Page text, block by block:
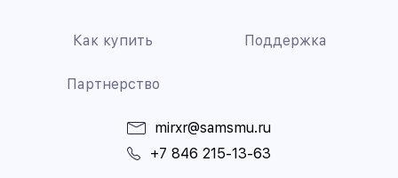
Как купить Поддержка
Партнерство
mirxr@samsmu.ru
+7 846 215-13-63